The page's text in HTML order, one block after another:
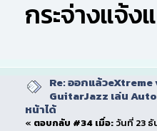
กระจ่างแจ้
Re: ออกแล้ว
GuitarJazz เล่น
หน้าได้
« ตอบกลับ #34 เมื่อ: วันที่ 23 ธั